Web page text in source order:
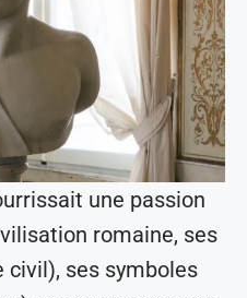
une passion
romaine, ses
civil), ses symboles